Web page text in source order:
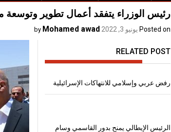
رئيس الوزراء يتفقد أعمال تطوير
Posted on يونيو 3, 2022 by
Mohamed awad
RELATED POST
رفض عربي وإسلامي للانتهاكات الإسرائيلية
الرئيس الإيطالي يمنح بدور القاسمي وسام